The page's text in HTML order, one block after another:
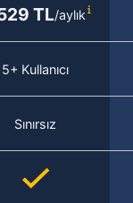
TL/aylık
5+ Kullanıcı
Sınırsız